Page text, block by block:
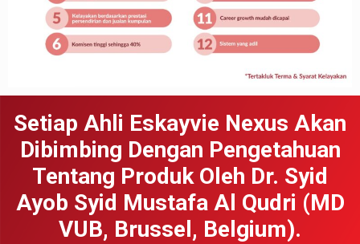
Setiap Ahli Eskayvie Nexus Akan
Dibimbing Dengan Pengetahuan
Tentang Produk Oleh Dr. Syid
Ayob Syid Mustafa Al Qudri (MD
VUB, Brussel, Belgium).